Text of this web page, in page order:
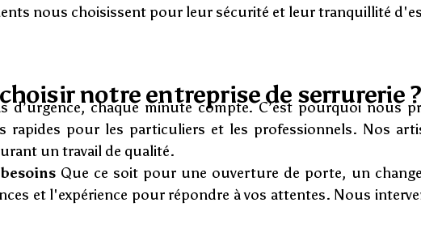
nous choisissent pour leur sécurité et leur tranquillité
notre entreprise de serrurerie ?
d’urgence, chaque minute compte. C’est pourquoi nous
rapides pour les particuliers et les professionnels. Nos
un travail de qualité.
Que ce soit pour une ouverture de porte, un
et l'expérience pour répondre à vos attentes. Nous